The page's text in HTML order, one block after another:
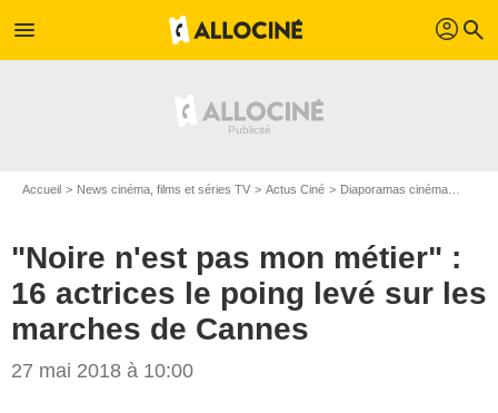
menu profil search
Accueil News cinéma, films et séries TV Actus Ciné Diaporamas cinéma
"Noire n'est pas mon métier" :
16 actrices le poing levé sur les
marches de Cannes
27 mai 2018 à 10:00